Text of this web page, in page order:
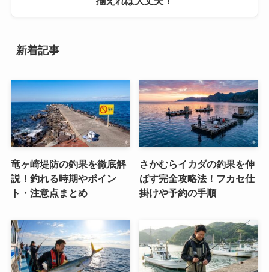
新着記事
竜ヶ崎堤防の釣果を徹底解
説！釣れる時期やポイン
ト・注意点まとめ
さかむらイカダの釣果を伸
ばす完全攻略法！フカセ仕
掛けや予約の手順